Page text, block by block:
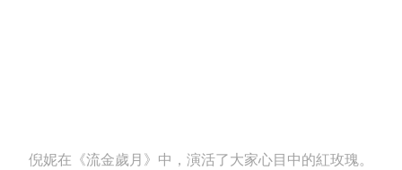
倪妮在《流金歲月》中，演活了大家心目中的紅玫瑰。